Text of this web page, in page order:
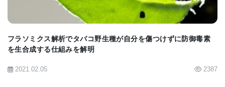
MONARCH法の成立
フラソミクス解析でタバコ野生種が自分を傷つけずに防御毒素
を生合成する仕組みを解明
2021.02.05 2387